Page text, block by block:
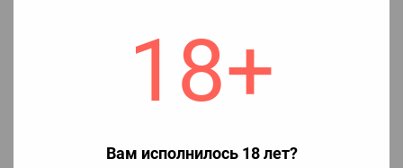
18+
Вам исполнилось 18 лет?
1. Во флакон ароматизатором залить никобустер (при